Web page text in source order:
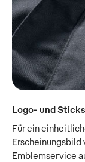
Logo- und
Für ein
Emblemservice